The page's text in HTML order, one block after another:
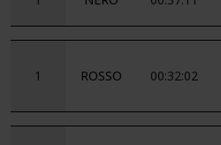
1 ROSSO 00:32:02